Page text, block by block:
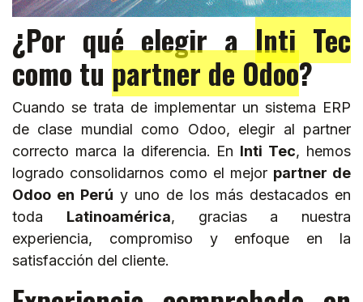
¿Por qué elegir aInti Tec
como tu partner de Odoo?
Cuando se trata de implementar un sistema ERP
de clase mundial como Odoo, elegir al partner
correcto marca la diferencia. En Inti Tec, hemos
logrado consolidarnos como el mejor partner de
Odoo en Perú y uno de los más destacados en
toda Latinoamérica, gracias a nuestra
experiencia, compromiso y enfoque en la
satisfacción del cliente.